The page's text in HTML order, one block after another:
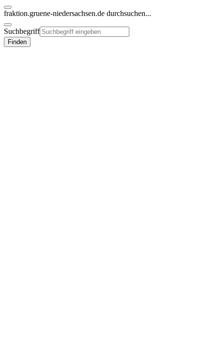
fraktion.gruene-niedersachsen.de durchsuchen...
Suchbegriff
Finden